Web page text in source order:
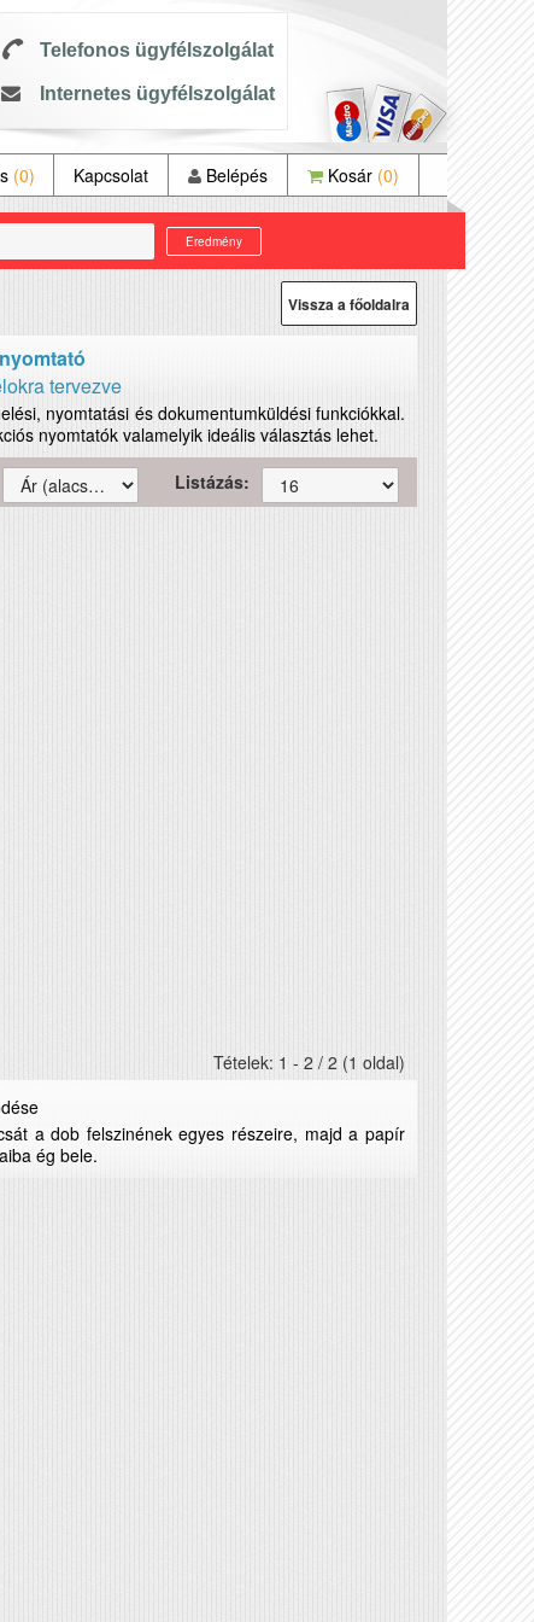
Telefonos ügyfélszolgálat
Internetes ügyfélszolgálat
(0) Kapcsolat Belépés Kosár (0)
Eredmény
Vissza a főoldalra
tervezve
nyomtatási és dokumentumküldési funkciókkal.
nyomtatók valamelyik ideális választás lehet.
Listázás:
Tételek: 1 - 2 / 2 (1 oldal)
a dob felszinének egyes részeire, majd a papír
ég bele.